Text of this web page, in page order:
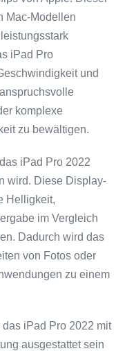
Mac-Modellen
iPad Pro
und
komplexe
zu bewältigen.
iPad Pro 2022
wird. Diese Display-
Helligkeit,
im Vergleich
Dadurch wird das
von Fotos oder
zu einem
iPad Pro 2022 mit
ausgestattet sein